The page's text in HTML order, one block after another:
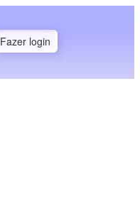
Fazer login